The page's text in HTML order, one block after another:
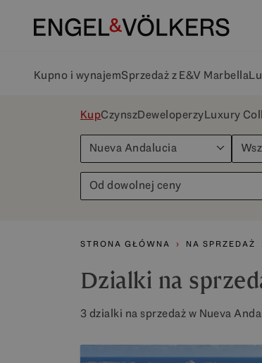
Kupno i wynajemSprzedaż z E&V Marbella
KupCzynszDeweloperzyLuxury
Nueva Andalucia
Od dowolnej ceny
STRONA GŁÓWNA NA SPRZEDAŻ
Dzialki na
3 dzialki na sprzedaż w Nueva